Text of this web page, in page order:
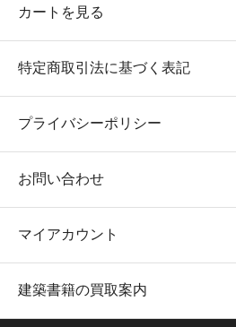
カートを見る
特定商取引法に基づく表記
プライバシーポリシー
お問い合わせ
マイアカウント
建築書籍の買取案内